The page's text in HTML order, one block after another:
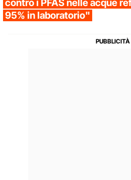
contro i PFAS nelle acque
95% in laboratorio"